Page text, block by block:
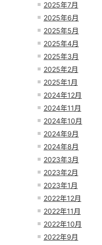
2025年7月
2025年6月
2025年5月
2025年4月
2025年3月
2025年2月
2025年1月
2024年12月
2024年11月
2024年10月
2024年9月
2024年8月
2023年3月
2023年2月
2023年1月
2022年12月
2022年11月
2022年10月
2022年9月